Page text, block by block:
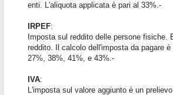
enti. L'aliquota applicata è pari al 33%.-
IRPEF:
Imposta sul reddito delle persone
reddito. Il calcolo dell'imposta da pagare
27%, 38%, 41%, e 43%.-
IVA:
L'imposta sul valore aggiunto è un